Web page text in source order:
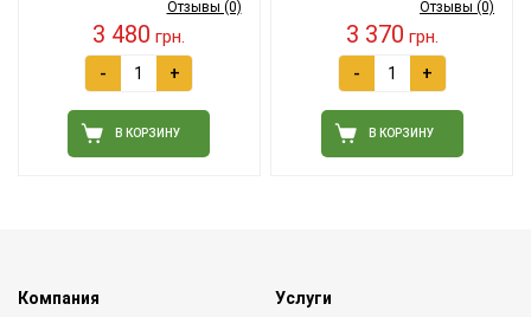
Отзывы (0)
3 480 грн.
- +
В КОРЗИНУ
Отзывы (0)
3 370 грн.
- +
В КОРЗИНУ
Компания
Услуги